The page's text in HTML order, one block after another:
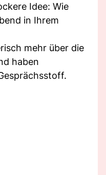
Idee: Wie
in Ihrem
mehr über die
haben